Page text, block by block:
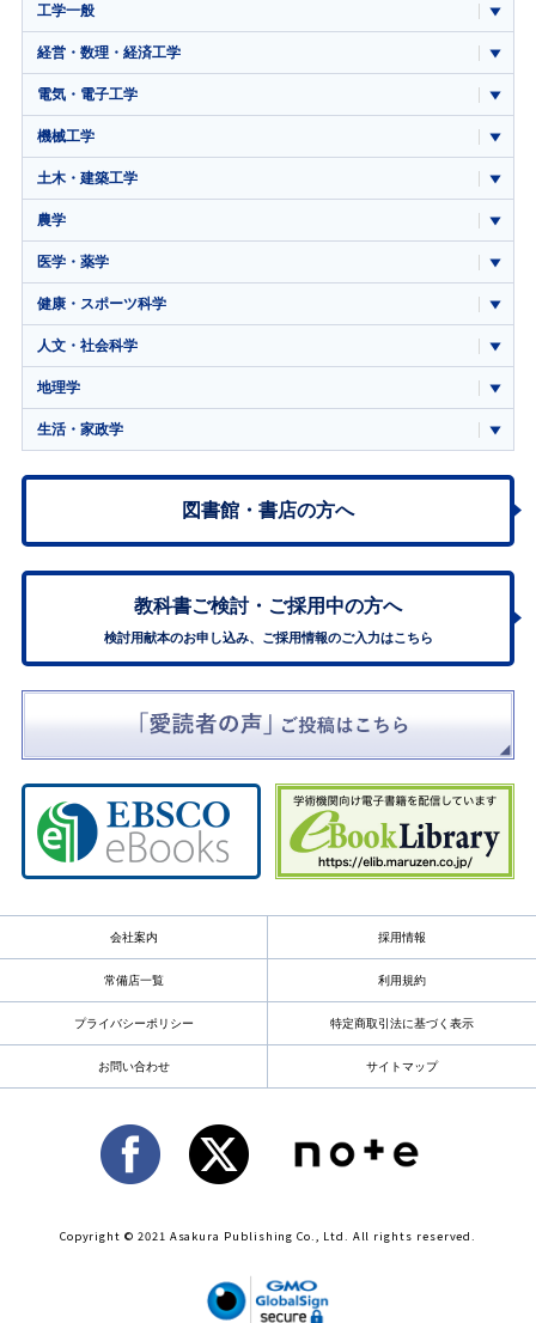
工学一般
経営・数理・経済工学
電気・電子工学
機械工学
土木・建築工学
農学
医学・薬学
健康・スポーツ科学
人文・社会科学
地理学
生活・家政学
図書館・書店の方へ
教科書ご検討・ ご採用中の方へ
検討用献本のお申し込み、ご採用情報のご入力はこちら
会社案内 採用情報
常備店一覧 利用規約
プライバシーポリシー 特定商取引法に基づく表示
お問い合わせ サイトマップ
Copyright © 2021 Asakura Publishing Co., Ltd. All rights reserved.